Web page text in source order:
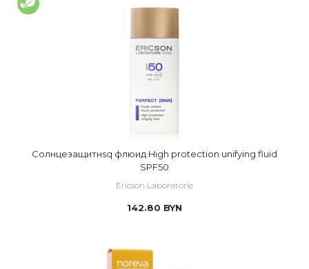
Cолнцезащитнsq флюид High protection unifying fluid
SPF50
Ericson Laboratorie
142.80 BYN